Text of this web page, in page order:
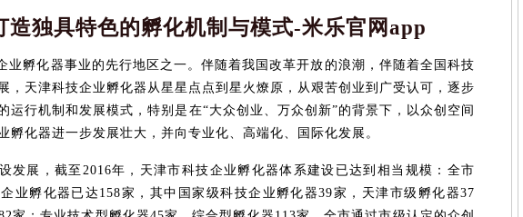
造独具特色的孵化机制与模式-米乐官网app
业孵化器事业的先行地区之一。伴随着我国改革开放的浪潮，伴随着全国科技
，天津科技企业孵化器从星星点点到星火燎原，从艰苦创业到广受认可，逐步
运行机制和发展模式，特别是在“大众创业、万众创新”的背景下，以众创空间
孵化器进一步发展壮大，并向专业化、高端化、国际化发展。
发展，截至2016年，天津市科技企业孵化器体系建设已达到相当规模：全市
业孵化器已达158家，其中国家级科技企业孵化器39家，天津市级孵化器37